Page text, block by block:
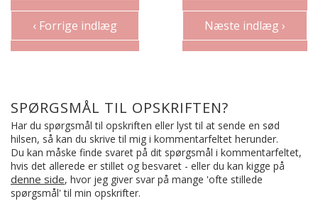
‹ Forrige indlæg Næste indlæg ›
SPØRGSMÅL TIL OPSKRIFTEN?
Har du spørgsmål til opskriften eller lyst til at sende en sød
hilsen, så kan du skrive til mig i kommentarfeltet herunder.
Du kan måske finde svaret på dit spørgsmål i kommentarfeltet,
hvis det allerede er stillet og besvaret - eller du kan kigge på
denne side, hvor jeg giver svar på mange 'ofte stillede
spørgsmål' til min opskrifter.